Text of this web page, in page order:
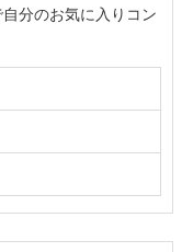
分のお気に入りコン